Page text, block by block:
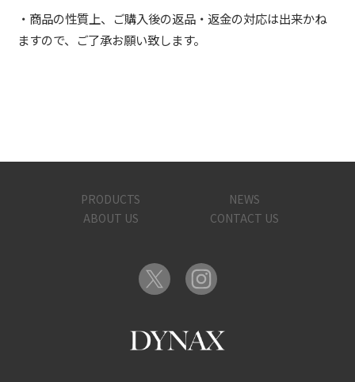
・商品の性質上、ご購入後の返品・返金の対応は出来かね
ますので、ご了承お願い致します。
PRODUCTS
NEWS
ABOUT US
CONTACT US